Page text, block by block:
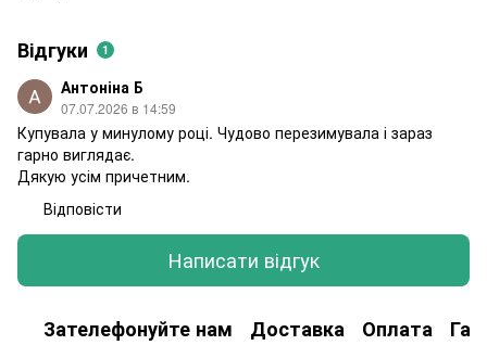
Відгуки 1
Антоніна Б
07.07.2026 в 14:59
Купувала у минулому році. Чудово перезимувала і зараз
гарно виглядає.
Дякую усім причетним.
Відповісти
Написати відгук
Зателефонуйте нам Доставка Оплата